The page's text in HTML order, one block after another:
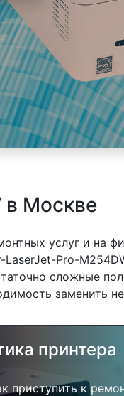
в Москве
услуг и на
Pro-
сложные
заменить
принтера
приступить к